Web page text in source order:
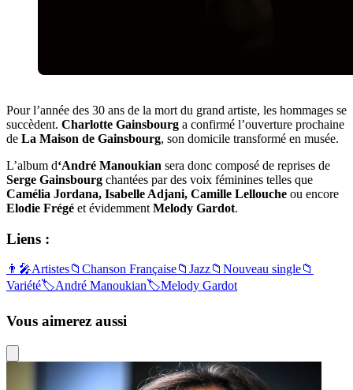
Pour l’année des 30 ans de la mort du grand artiste, les hommages se
succèdent. Charlotte Gainsbourg a confirmé l’ouverture prochaine
de La Maison de Gainsbourg, son domicile transformé en musée.
L’album d‘André Manoukian sera donc composé de reprises de
Serge Gainsbourg chantées par des voix féminines telles que
Camélia Jordana, Isabelle Adjani, Camille Lellouche ou encore
Elodie Frégé et évidemment Melody Gardot.
Liens :
👨‍🎤Artistes📁 Chanson Française📁 Jazz📁 Nouveau single📁
Variété🏷️André Manoukian🏷️Melody Gardot
Vous aimerez aussi